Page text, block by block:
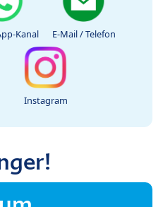
Kanal E-Mail / Telefon
Instagram